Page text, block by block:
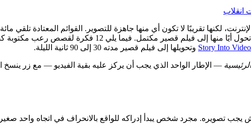
يُصنع أحدها — ثم تنتهي هناك دون أن تُريك كيف
وتحويلها إلى فيلم قصير مدته 30 إلى 90 ثانية الليلة.
— الإطار الواحد الذي يجب أن يركز عليه بقية الفيديو — مع زر ينسخ
تصويره. مجرد شخص يبدأ إدراكه للواقع بالانحراف في اتجاه واحد